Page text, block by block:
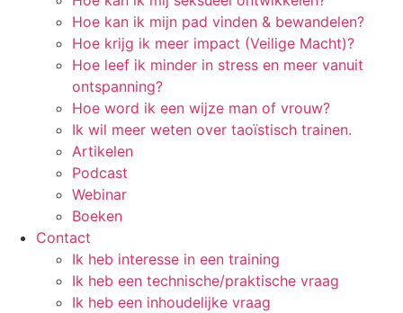
Hoe kan ik mijn pad vinden & bewandelen?
Hoe krijg ik meer impact (Veilige Macht)?
Hoe leef ik minder in stress en meer vanuit
ontspanning?
Hoe word ik een wijze man of vrouw?
Ik wil meer weten over taoïstisch trainen.
Artikelen
Podcast
Webinar
Boeken
Contact
Ik heb interesse in een training
Ik heb een technische/praktische vraag
Ik heb een inhoudelijke vraag